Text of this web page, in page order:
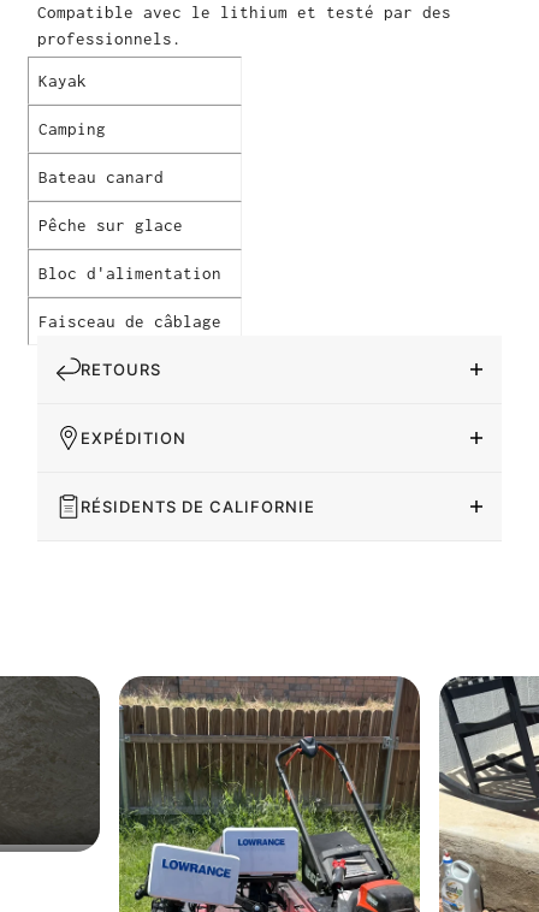
Compatible avec le lithium et testé par des
professionnels.
Kayak
Camping
Bateau canard
Pêche sur glace
Bloc d'alimentation
Faisceau de câblage
RETOURS
EXPÉDITION
RÉSIDENTS DE CALIFORNIE